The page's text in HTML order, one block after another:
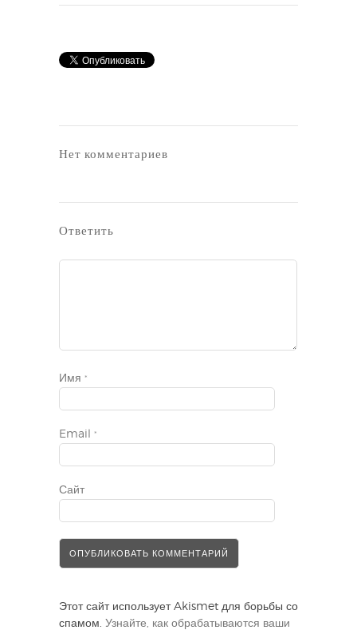
Нет комментариев
Ответить
Имя *
Email *
Сайт
Этот сайт использует Akismet для борьбы со
спамом. Узнайте, как обрабатываются ваши